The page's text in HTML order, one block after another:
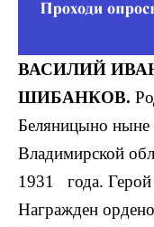
ВАСИЛИЙ
ШИБАНКОВ.
Беляницыно ныне
Владимирской
1931 года.
Награжден